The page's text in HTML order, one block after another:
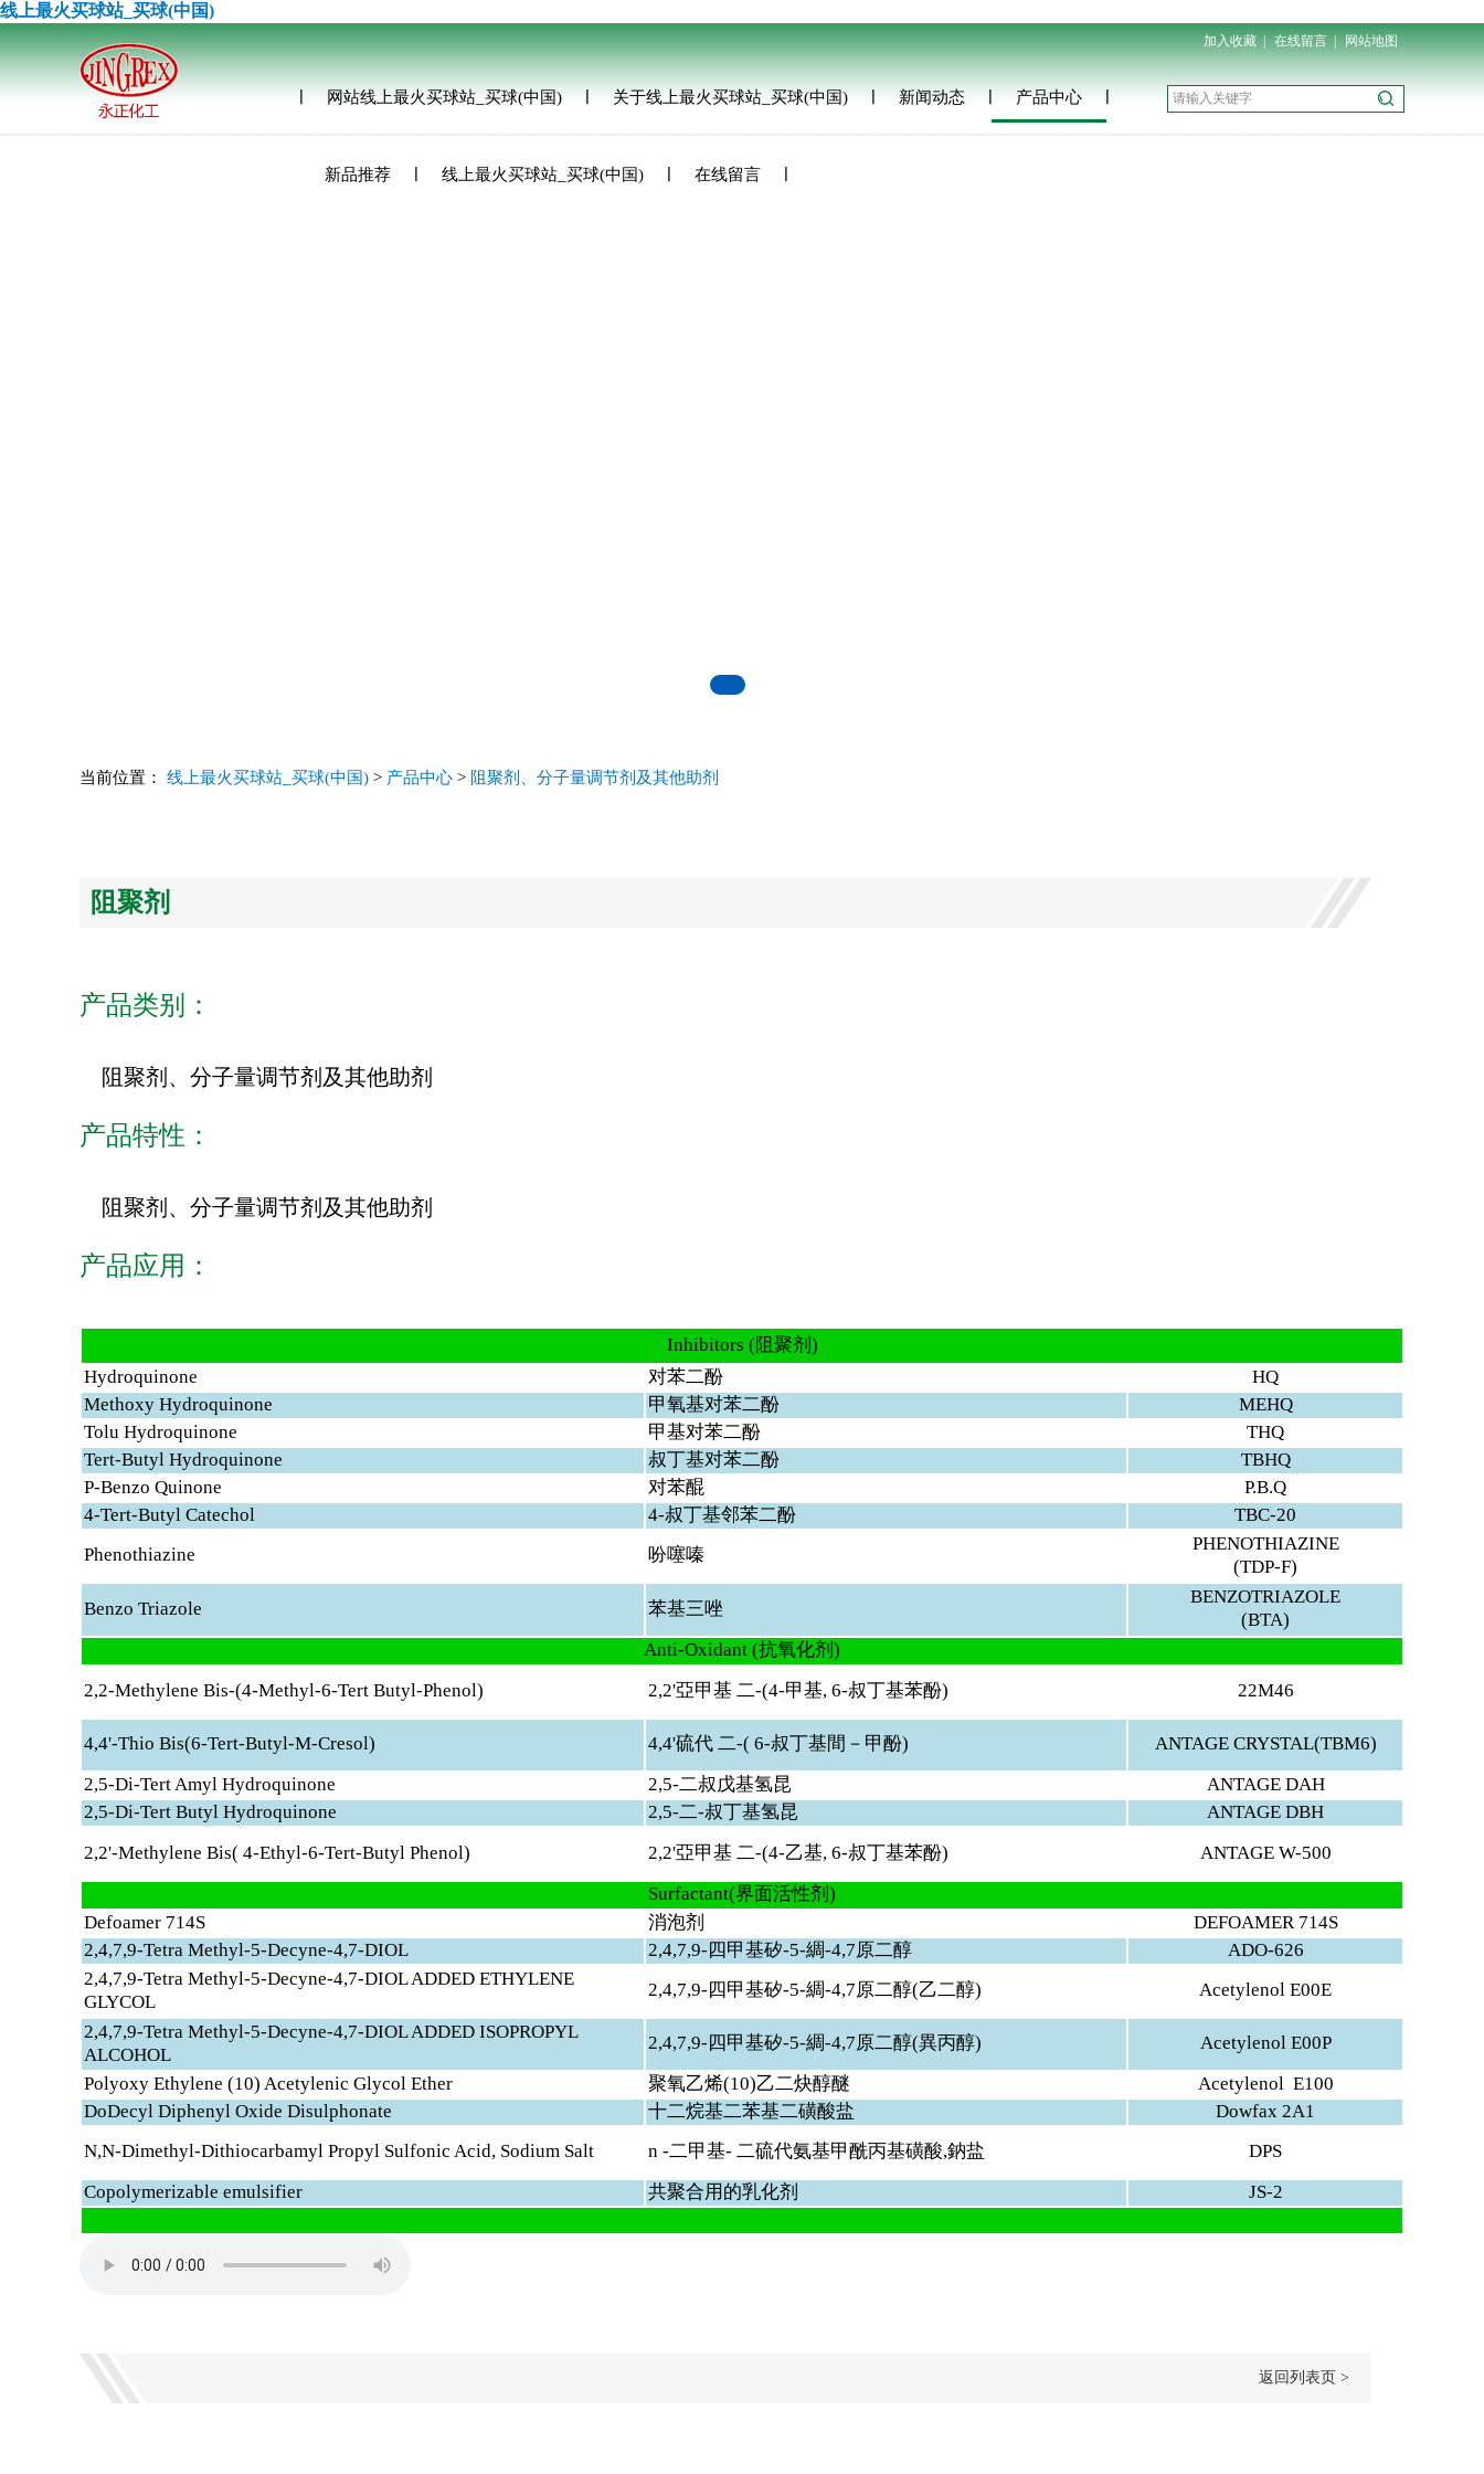
线上最火买球站_买球(中国)
加入收藏 | 在线留言 | 网站地图
网站线上最火买球站_买球(中国) 关于线上最火买球站_买球(中国) 新闻动态 产品中心
新品推荐 线上最火买球站_买球(中国) 在线留言
当前位置： 线上最火买球站_买球(中国) > 产品中心 > 阻聚剂、分子量调节剂及其他助剂
阻聚剂
产品类别：
阻聚剂、分子量调节剂及其他助剂
产品特性：
阻聚剂、分子量调节剂及其他助剂
产品应用：
Inhibitors (阻聚剂)
Hydroquinone
对苯二酚
HQ
Methoxy Hydroquinone
甲氧基对苯二酚
MEHQ
Tolu Hydroquinone
甲基对苯二酚
THQ
Tert-Butyl Hydroquinone
叔丁基对苯二酚
TBHQ
P-Benzo Quinone
对苯醌
P.B.Q
4-Tert-Butyl Catechol
4-叔丁基邻苯二酚
TBC-20
Phenothiazine
吩噻嗪
PHENOTHIAZINE
(TDP-F)
Benzo Triazole
苯基三唑
BENZOTRIAZOLE
(BTA)
Anti-Oxidant (抗氧化剂)
2,2-Methylene Bis-(4-Methyl-6-Tert Butyl-Phenol)
2,2'亞甲基 二-(4-甲基, 6-叔丁基苯酚) 22M46
4,4'-Thio Bis(6-Tert-Butyl-M-Cresol) 4,4'硫代 二-( 6-叔丁基間－甲酚)
ANTAGE CRYSTAL(TBM6)
2,5-Di-Tert Amyl Hydroquinone
2,5-二叔戊基氢昆
ANTAGE DAH
2,5-Di-Tert Butyl Hydroquinone
2,5-二-叔丁基氢昆
ANTAGE DBH
2,2'-Methylene Bis( 4-Ethyl-6-Tert-Butyl Phenol)
2,2'亞甲基 二-(4-乙基, 6-叔丁基苯酚)
ANTAGE W-500
Surfactant(界面活性剂)
Defoamer 714S
消泡剂
DEFOAMER 714S
2,4,7,9-Tetra Methyl-5-Decyne-4,7-DIOL
2,4,7,9-四甲基矽-5-綢-4,7原二醇
ADO-626
2,4,7,9-Tetra Methyl-5-Decyne-4,7-DIOL ADDED ETHYLENE
GLYCOL
2,4,7,9-四甲基矽-5-綢-4,7原二醇(乙二醇)
Acetylenol E00E
2,4,7,9-Tetra Methyl-5-Decyne-4,7-DIOL ADDED ISOPROPYL
ALCOHOL
2,4,7,9-四甲基矽-5-綢-4,7原二醇(異丙醇)
Acetylenol E00P
Polyoxy Ethylene (10) Acetylenic Glycol Ether
聚氧乙烯(10)乙二炔醇醚
Acetylenol E100
DoDecyl Diphenyl Oxide Disulphonate
十二烷基二苯基二磺酸盐
Dowfax 2A1
N,N-Dimethyl-Dithiocarbamyl Propyl Sulfonic Acid, Sodium Salt
n -二甲基- 二硫代氨基甲酰丙基磺酸,鈉盐
DPS
Copolymerizable emulsifier
共聚合用的乳化剂 JS-2
返回列表页 >